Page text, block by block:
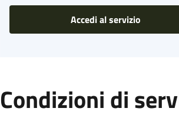
Accedi al servizio
Condizioni di